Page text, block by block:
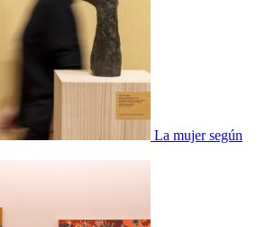
La mujer según